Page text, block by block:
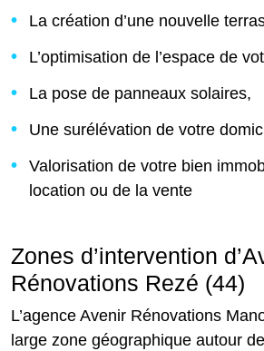
La création d’une nouvelle
L’optimisation de l’espace de
La pose de panneaux solaires,
Une surélévation de votre
Valorisation de votre bien
location ou de la vente
Zones d’intervention
Rénovations Rezé (44)
L’agence Avenir Rénovations
large zone géographique autour